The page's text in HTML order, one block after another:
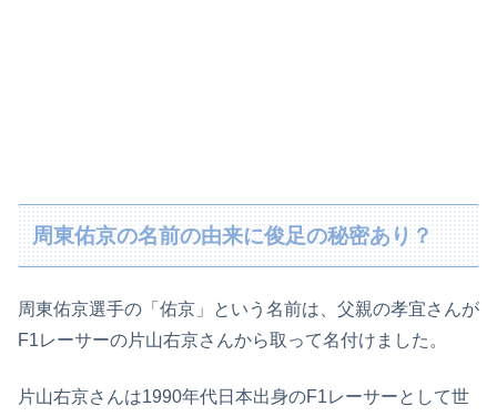
周東佑京の名前の由来に俊足の秘密あり？
周東佑京選手の「佑京」という名前は、父親の孝宜さんが
F1レーサーの片山右京さんから取って名付けました。
片山右京さんは1990年代日本出身のF1レーサーとして世